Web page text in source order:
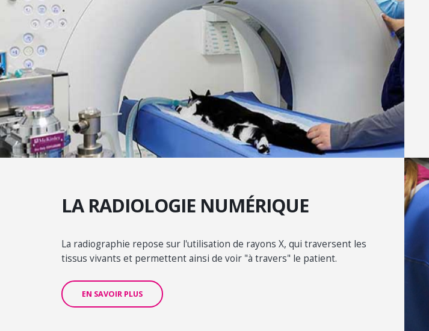
LA RADIOLOGIE NUMÉRIQUE
La radiographie repose sur l'utilisation de rayons X, qui traversent les
tissus vivants et permettent ainsi de voir "à travers" le patient.
EN SAVOIR PLUS